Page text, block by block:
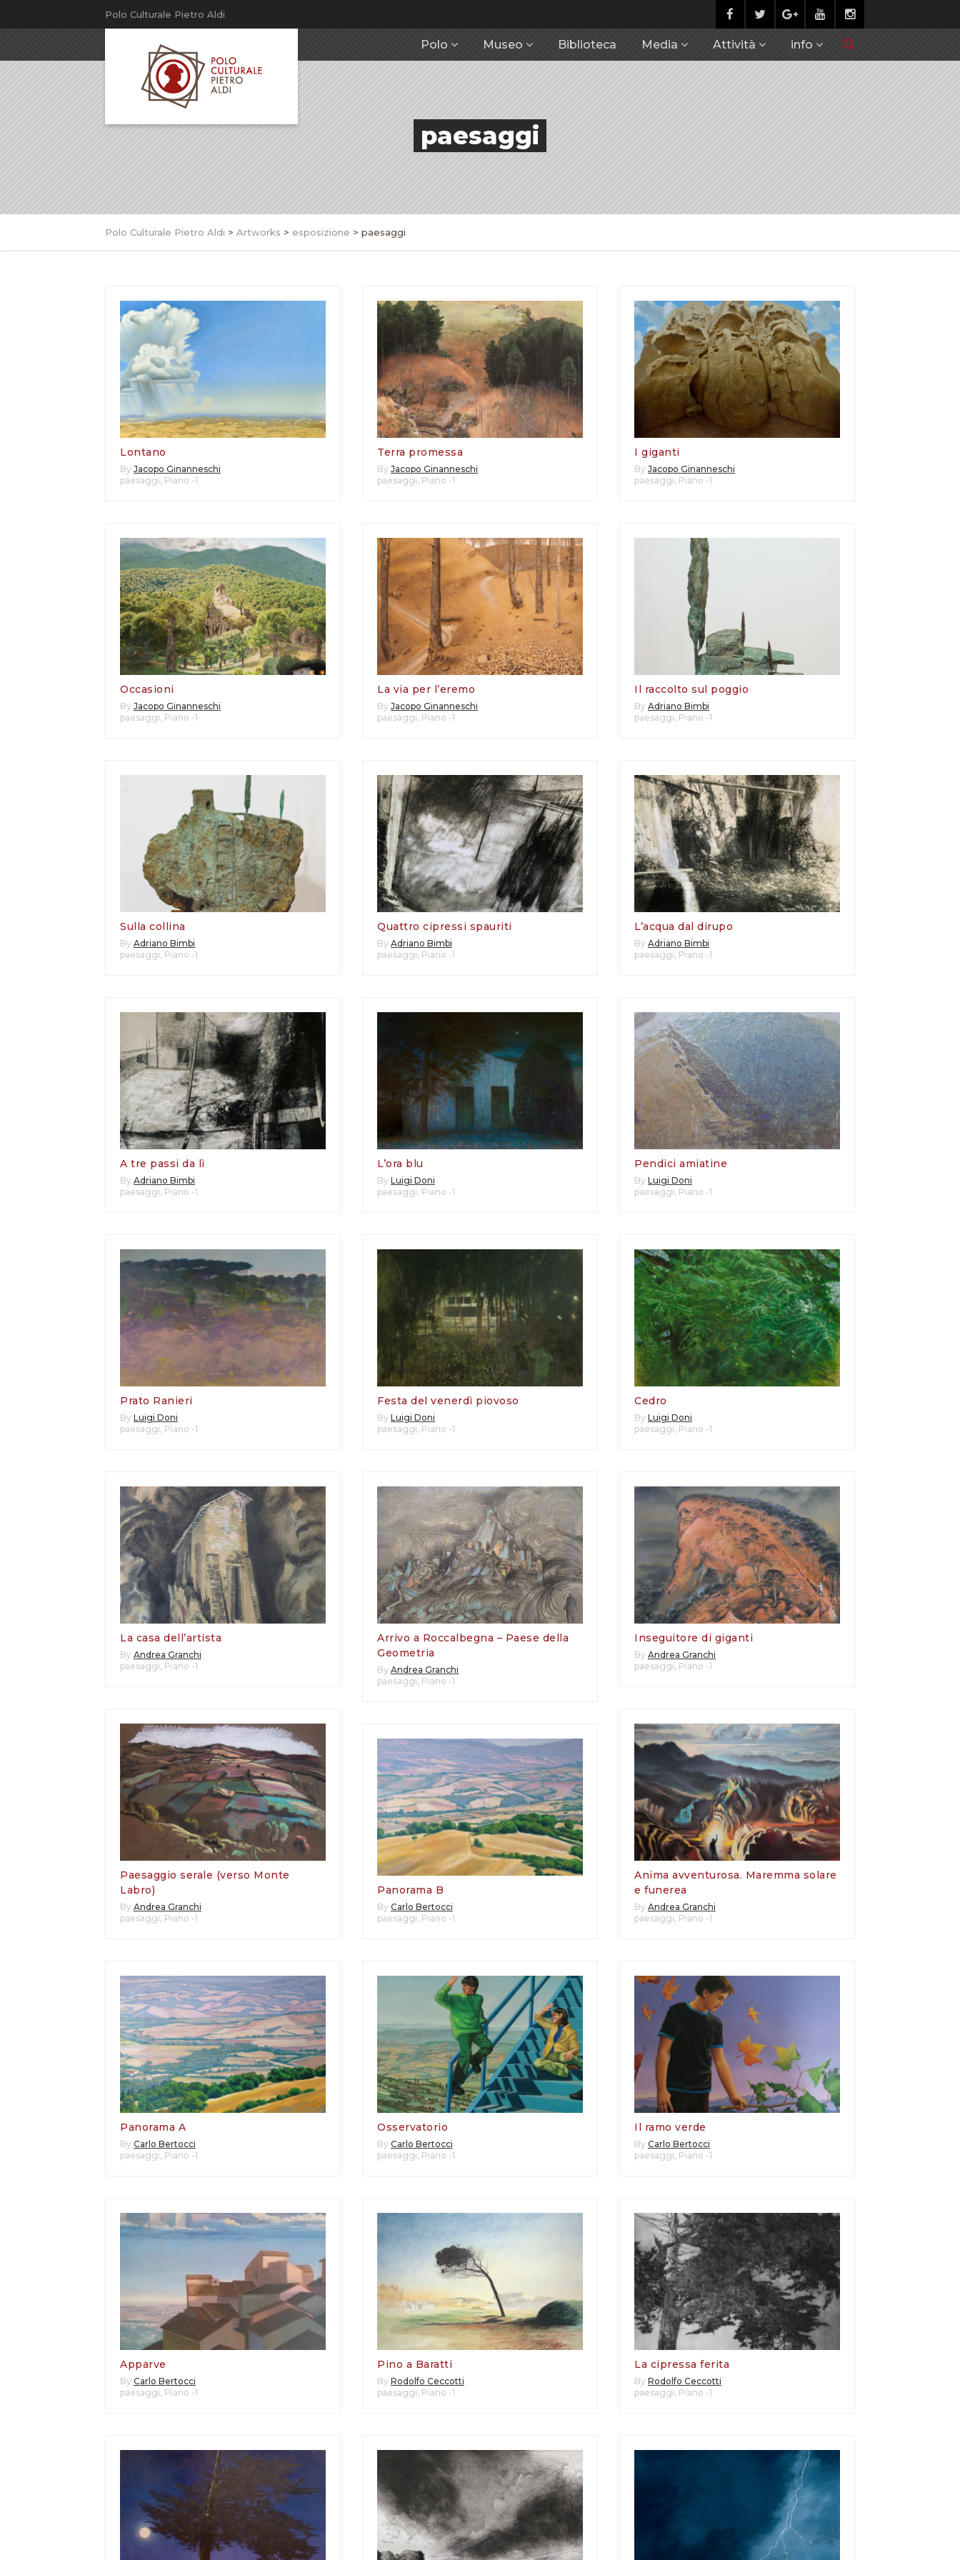
Polo Culturale Pietro Aldi
Polo Museo Biblioteca Media Attività info
paesaggi
Polo Culturale Pietro Aldi > Artworks > esposizione > paesaggi
Lontano
By Jacopo Ginanneschi
paesaggi, Piano -1
Terra promessa
By Jacopo Ginanneschi
paesaggi, Piano -1
I giganti
By Jacopo Ginanneschi
paesaggi, Piano -1
Occasioni
By Jacopo Ginanneschi
paesaggi, Piano -1
La via per l’eremo
By Jacopo Ginanneschi
paesaggi, Piano -1
Il raccolto sul poggio
By Adriano Bimbi
paesaggi, Piano -1
Sulla collina
By Adriano Bimbi
paesaggi, Piano -1
Quattro cipressi spauriti
By Adriano Bimbi
paesaggi, Piano -1
L’acqua dal dirupo
By Adriano Bimbi
paesaggi, Piano -1
A tre passi da lì
By Adriano Bimbi
paesaggi, Piano -1
L’ora blu
By Luigi Doni
paesaggi, Piano -1
Pendici amiatine
By Luigi Doni
paesaggi, Piano -1
Prato Ranieri
By Luigi Doni
paesaggi, Piano -1
Festa del venerdì piovoso
By Luigi Doni
paesaggi, Piano -1
Cedro
By Luigi Doni
paesaggi, Piano -1
La casa dell’artista
By Andrea Granchi
paesaggi, Piano -1
Arrivo a Roccalbegna – Paese della
Geometria
By Andrea Granchi
paesaggi, Piano -1
Inseguitore di giganti
By Andrea Granchi
paesaggi, Piano -1
Paesaggio serale (verso Monte
Labro)
By Andrea Granchi
paesaggi, Piano -1
Anima avventurosa. Maremma solare
e funerea
By Andrea Granchi
paesaggi, Piano -1
Panorama B
By Carlo Bertocci
paesaggi, Piano -1
Panorama A
By Carlo Bertocci
paesaggi, Piano -1
Osservatorio
By Carlo Bertocci
paesaggi, Piano -1
Il ramo verde
By Carlo Bertocci
paesaggi, Piano -1
Apparve
By Carlo Bertocci
paesaggi, Piano -1
Pino a Baratti
By Rodolfo Ceccotti
paesaggi, Piano -1
La cipressa ferita
By Rodolfo Ceccotti
paesaggi, Piano -1